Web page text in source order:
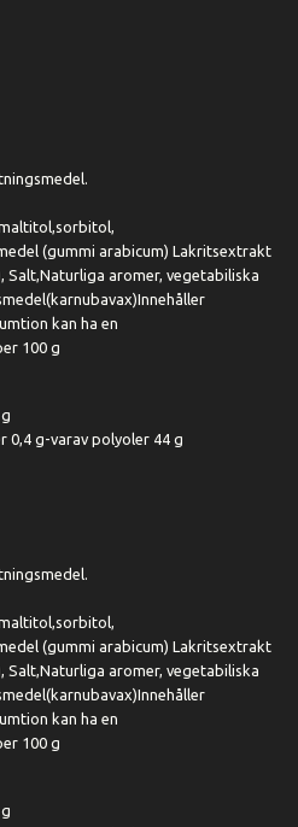
(gummi arabicum) Lakritsextrakt
Salt,Naturliga aromer, vegetabiliska
kan ha en
100 g
0,4 g-varav polyoler 44 g
(gummi arabicum) Lakritsextrakt
Salt,Naturliga aromer, vegetabiliska
kan ha en
100 g